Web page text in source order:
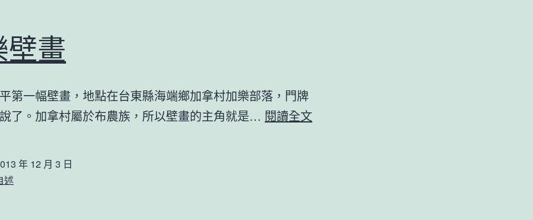
壁畫
第一幅壁畫，地點在台東縣海端鄉加拿村加樂部落，門牌
了。加拿村屬於布農族，所以壁畫的主角就是… 閱讀全文
年 12 月 3 日
述